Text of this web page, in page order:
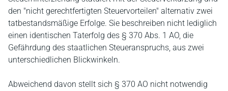
den "nicht gerechtfertigten Steuervorteilen" alternativ zwei
tatbestandsmäßige Erfolge. Sie beschreiben nicht lediglich
einen identischen Taterfolg des § 370 Abs. 1 AO, die
Gefährdung des staatlichen Steueranspruchs, aus zwei
unterschiedlichen Blickwinkeln.
Abweichend davon stellt sich § 370 AO nicht notwendig